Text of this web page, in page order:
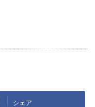
シェア